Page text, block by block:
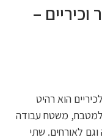
–
הוא רהיט
למטבח, משטח עבודה
לאורחים. שתי